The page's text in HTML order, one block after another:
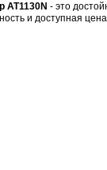
AT1130N - это
и доступная